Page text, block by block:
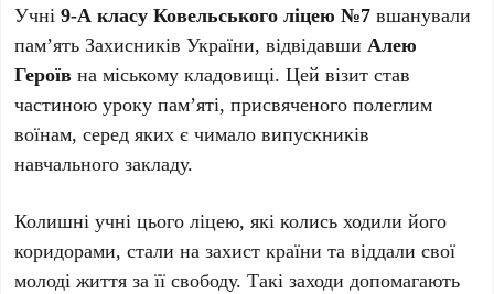
Учні9-А класу Ковельського ліцею №7 вшанували
пам’ять Захисників України, відвідавшиАлею
Героїв на міському кладовищі. Цей візит став
частиною уроку пам’яті, присвяченого полеглим
воїнам, серед яких є чимало випускників
навчального закладу.
Колишні учні цього ліцею, які колись ходили його
коридорами, стали на захист країни та віддали свої
молоді життя за її свободу. Такі заходи допомагають